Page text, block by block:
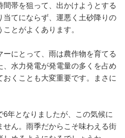
帯を狙って、出かけようとする
てにならず、運悪く土砂降りの
とがよくあります。
ーにとって、雨は農作物を育てる
水力発電が発電量の多くを占め
くことも大変重要です。まさに
年となりましたが、この気候に
せん。雨季だからこそ味わえる街